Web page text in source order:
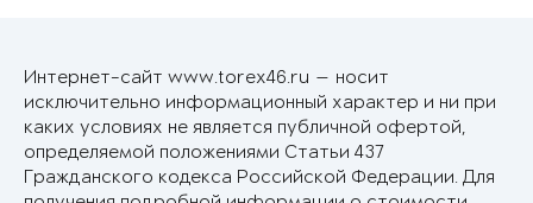
Интернет-сайт www.torex46.ru — носит
исключительно информационный характер и ни при
каких условиях не является публичной офертой,
определяемой положениями Статьи 437
Гражданского кодекса Российской Федерации. Для